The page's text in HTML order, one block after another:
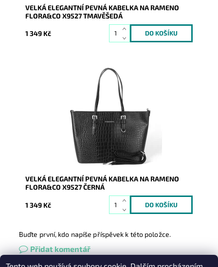
VELKÁ ELEGANTNÍ PEVNÁ KABELKA NA RAMENO
FLORA&CO X9527 TMAVĚŠEDÁ
1 349 Kč
Pevná velká elegantní kabelka do ruky i na rameno
značky FLORA&CO se stříbrnými doplňky. Černá
Skladem
8034
FLORA&CO
2 roky
VELKÁ ELEGANTNÍ PEVNÁ KABELKA NA RAMENO
FLORA&CO X9527 ČERNÁ
1 349 Kč
Buďte první, kdo napíše příspěvek k této položce.
Přidat komentář